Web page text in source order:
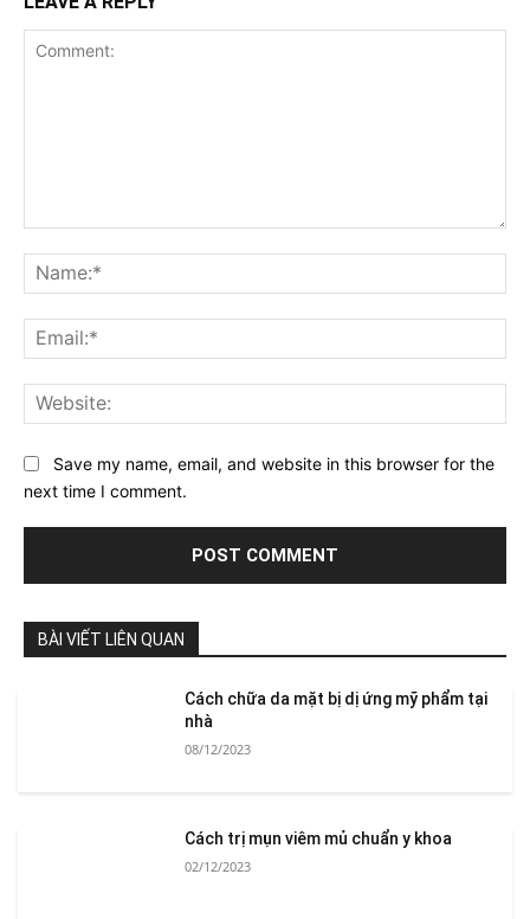
Save my name, email, and website in this browser for the
next time I comment.
BÀI VIẾT LIÊN QUAN
Cách chữa da mặt bị dị ứng mỹ phẩm tại
nhà
08/12/2023
Cách trị mụn viêm mủ chuẩn y khoa
02/12/2023